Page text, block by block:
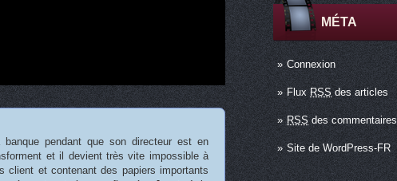
MÉTA
Connexion
Flux RSS des articles
RSSdes commentaires
Site de WordPress-FR
pendant que son directeur est en
et il devient très vite impossible à
client et contenant des papiers importants